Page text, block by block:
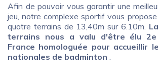
Afin de pouvoir vous garantir une
jeu, notre complexe sportif vous
quatre terrains de 13,40m sur 6.10m.
terrains nous a valu d'être élu
France homologuée pour accueillir
nationales de badminton